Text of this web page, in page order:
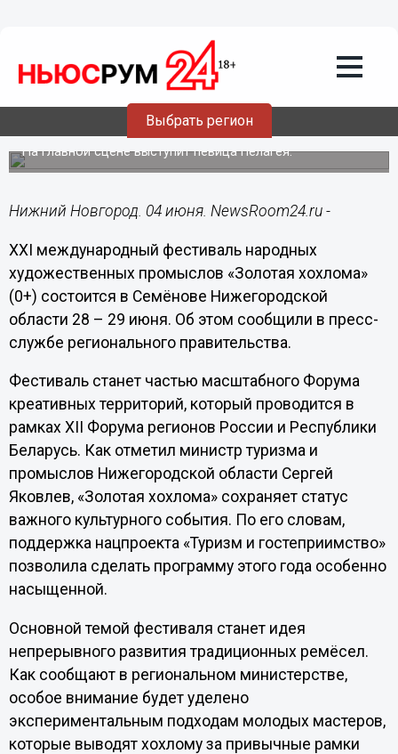
Выбрать регион
Международный фестиваль НХП
«Золотая хохлома» пройдет в
Семёнове в июне
На главной сцене выступит певица Пелагея.
Нижний Новгород. 04 июня. NewsRoom24.ru -
XXI международный фестиваль народных
художественных промыслов «Золотая хохлома»
(0+) состоится в Семёнове Нижегородской
области 28 – 29 июня. Об этом сообщили в пресс-
службе регионального правительства.
Фестиваль станет частью масштабного Форума
креативных территорий, который проводится в
рамках XII Форума регионов России и Республики
Беларусь. Как отметил министр туризма и
промыслов Нижегородской области Сергей
Яковлев, «Золотая хохлома» сохраняет статус
важного культурного события. По его словам,
поддержка нацпроекта «Туризм и гостеприимство»
позволила сделать программу этого года особенно
насыщенной.
Основной темой фестиваля станет идея
непрерывного развития традиционных ремёсел.
Как сообщают в региональном министерстве,
особое внимание будет уделено
экспериментальным подходам молодых мастеров,
которые выводят хохлому за привычные рамки